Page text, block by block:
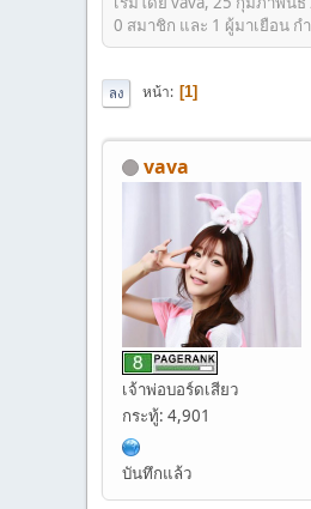
0 สมาชิก และ 1 ผู้มาเยือน ก
ลง หน้า 1
vava
เจ้าพ่อบอร์ดเสียว
กระทู้: 4,901
บันทึกแล้ว